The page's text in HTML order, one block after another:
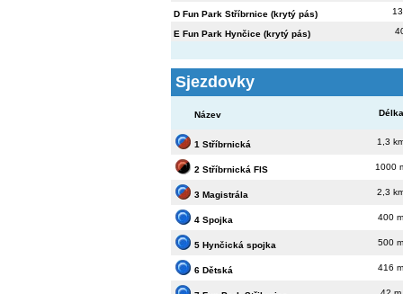
D Fun Park Stříbrnice (krytý pás)
E Fun Park Hynčice (krytý pás)
Sjezdovky
Název Délka
1 Stříbrnická 1,3
2 Stříbrnická FIS 1000
3 Magistrála 2,3
4 Spojka 400
5 Hynčická spojka 500
6 Dětská 416